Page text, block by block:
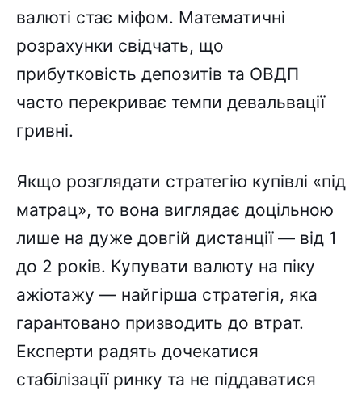
валюті стає міфом. Математичні
розрахунки свідчать, що
прибутковість депозитів та ОВДП
часто перекриває темпи девальвації
гривні.
Якщо розглядати стратегію купівлі «під
матрац», то вона виглядає доцільною
лише на дуже довгій дистанції — від 1
до 2 років. Купувати валюту на піку
ажіотажу — найгірша стратегія, яка
гарантовано призводить до втрат.
Експерти радять дочекатися
стабілізації ринку та не піддаватися